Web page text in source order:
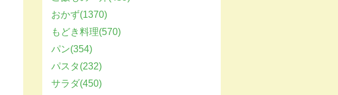
おかず(1370)
もどき料理(570)
パン(354)
パスタ(232)
サラダ(450)